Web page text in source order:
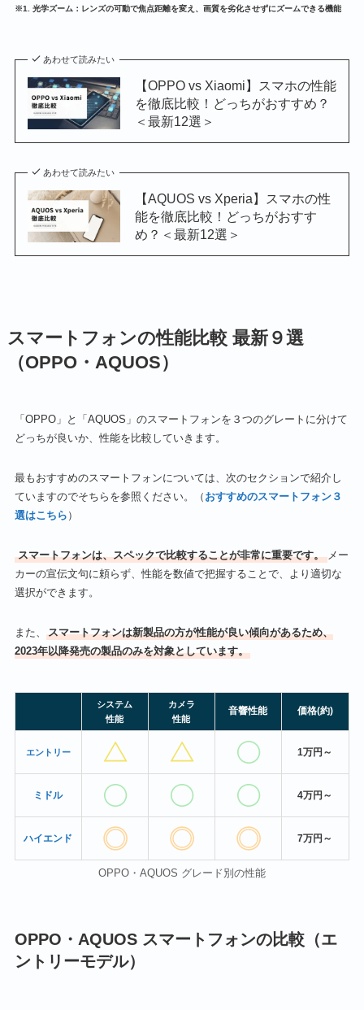
※1. 光学ズーム：レンズの可動で焦点距離を変え、画質を劣化させずにズームできる機能
あわせて読みたい
【OPPO vs Xiaomi】スマホの性能
を徹底比較！どっちがおすすめ？
＜最新12選＞
あわせて読みたい
【AQUOS vs Xperia】スマホの性
能を徹底比較！どっちがおすす
め？＜最新12選＞
スマートフォンの性能比較 最新９選
（OPPO・AQUOS）
「OPPO」と「AQUOS」のスマートフォンを３つのグレートに分けて
どっちが良いか、性能を比較していきます。
最もおすすめのスマートフォンについては、次のセクションで紹介し
ていますのでそちらを参照ください。（ おすすめのスマートフォン３
選はこちら ）
スマートフォンは、スペックで比較することが非常に重要です。 メー
カーの宣伝文句に頼らず、性能を数値で把握することで、より適切な
選択ができます。
また、
スマートフォンは新製品の方が性能が良い傾向があるため、
2023年以降発売の製品のみを対象としています。
システム
性能
カメラ
性能
音響性能 価格(約)
エントリー 1万円～
ミドル 4万円～
ハイエンド 7万円～
OPPO・AQUOS グレード別の性能
OPPO・AQUOS スマートフォンの比較（エ
ントリーモデル）